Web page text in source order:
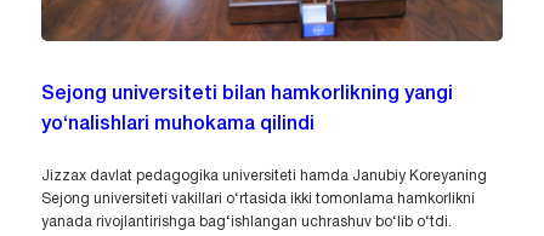
Sejong universiteti bilan hamkorlikning yangi
yo‘nalishlari muhokama qilindi
Jizzax davlat pedagogika universiteti hamda Janubiy Koreyaning
Sejong universiteti vakillari o‘rtasida ikki tomonlama hamkorlikni
yanada rivojlantirishga bag‘ishlangan uchrashuv bo‘lib o‘tdi.